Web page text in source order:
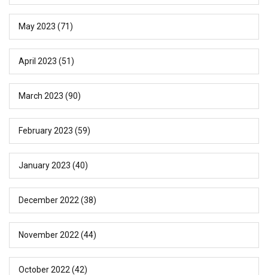
May 2023 (71)
April 2023 (51)
March 2023 (90)
February 2023 (59)
January 2023 (40)
December 2022 (38)
November 2022 (44)
October 2022 (42)